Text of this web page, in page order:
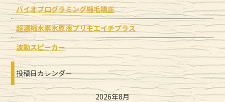
バイオプログラミング縮毛矯正
超濃縮水素水原液プリモエイチプラス
波動スピーカー
投稿日カレンダー
2026年8月